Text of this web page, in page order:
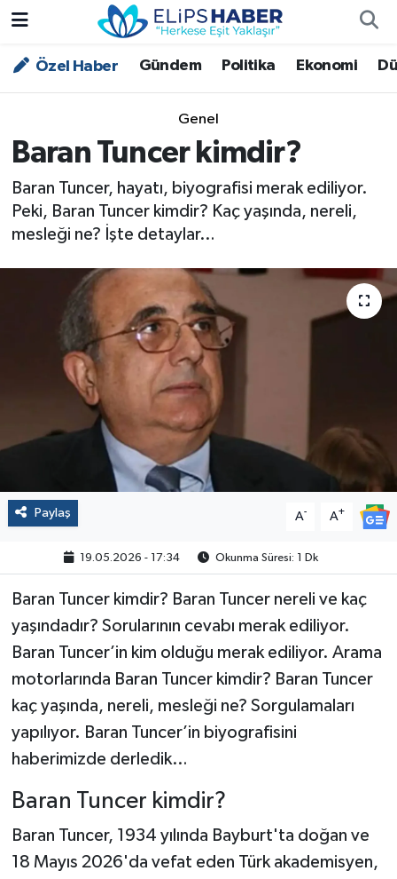
Özel Haber Gündem Politika Ekonomi
Genel
Baran Tuncer kimdir?
Baran Tuncer, hayatı, biyografisi merak ediliyor.
Peki, Baran Tuncer kimdir? Kaç yaşında, nereli,
mesleği ne? İşte detaylar…
Paylaş A- A+
19.05.2026 - 17:34 Okunma Süresi: 1 Dk
Baran Tuncer kimdir? Baran Tuncer nereli ve kaç
yaşındadır? Sorularının cevabı merak ediliyor.
Baran Tuncer’in kim olduğu merak ediliyor. Arama
motorlarında Baran Tuncer kimdir? Baran Tuncer
kaç yaşında, nereli, mesleği ne? Sorgulamaları
yapılıyor. Baran Tuncer’in biyografisini
haberimizde derledik…
Baran Tuncer kimdir?
Baran Tuncer, 1934 yılında Bayburt'ta doğan ve
18 Mayıs 2026'da vefat eden Türk akademisyen,
Özel Haber
Asayiş
Bilim - Teknoloji
Çevre - İklim
Dünya
Kültür - Sanat
Magazin
Politika
Spor
Yaşam
Kadın
Yurt
2024 Seçim Sonuçları
Nöbetçi Eczaneler
Trafik Durumu
Süper Lig Puan Durumu ve Fikstür
Tüm Manşetler
Son Dakika Haberleri